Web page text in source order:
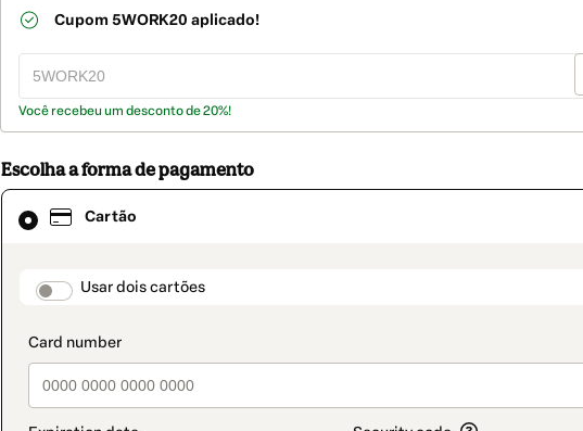
Cupom 5WORK20 aplicado!
Você recebeu um desconto de 20%!
Escolha a forma de pagamento
Cartão
payment_data.section_title_v2
Usar dois cartões
Cartão
selecionado
pagamento